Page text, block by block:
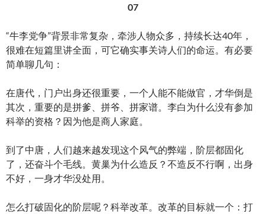
07
“牛李党争”背景非常复杂，牵涉人物众多，持续长达40年，
很难在短篇里讲全面，可它确实事关诗人们的命运。有必要
简单聊几句：
在唐代，门户出身还很重要，一个人能不能做官，才华倒是
其次，重要的是拼爹、拼爷、拼家谱。李白为什么没有参加
科举的资格？因为他是商人家庭。
到了中唐，人们越来越发现这个风气的弊端，阶层都固化
了，还奋斗个毛线。黄巢为什么造反？不造反不行啊，出身
不好，一身才华没处用。
怎么打破固化的阶层呢？科举改革。改革的目标就一个：打